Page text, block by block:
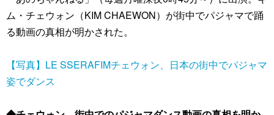
ム・チェウォン（KIM CHAEWON）が街中でパジャマで踊
る動画の真相が明かされた。
【写真】LE SSERAFIMチェウォン、日本の街中でパジャマ
姿でダンス